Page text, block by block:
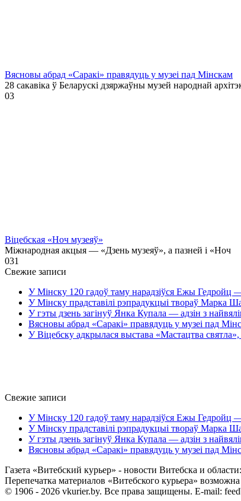
Вясновы абрад «Саракі» правядуць у музеі пад Мінскам
28 сакавіка ў Беларускі дзяржаўны музей народнай
03
Віцебская «Ноч музеяў»
Міжнародная акцыя — «Дзень музеяў», а пазней і «Ноч
031
Свежие записи
У Мінску 120 гадоў таму нарадзіўся Ежы Гедройц
У Мінску прадставілі рэпрадукцыі твораў Марка
У гэты дзень загінуў Янка Купала — адзін з
Вясновы абрад «Саракі» правядуць у музеі пад
У Віцебску адкрылася выстава «Мастацтва
Свежие записи
У Мінску 120 гадоў таму нарадзіўся Ежы Гедройц
У Мінску прадставілі рэпрадукцыі твораў Марка
У гэты дзень загінуў Янка Купала — адзін з
Вясновы абрад «Саракі» правядуць у музеі пад
Газета «Витебский курьер» - новости Витебска и
Перепечатка материалов «Витебского курьера»
© 1906 - 2026 vkurier.by. Все права защищены. E-mail: